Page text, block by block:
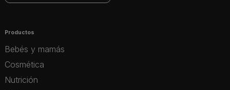
Productos
Bebés y mamás
Cosmética
Nutrición